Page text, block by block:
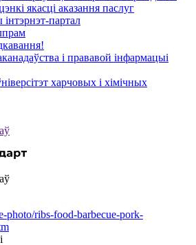
якасці аказання паслуг
партал
і прававой інфармацыі
харчовых і хімічных
photo/ribs-food-barbecue-pork-